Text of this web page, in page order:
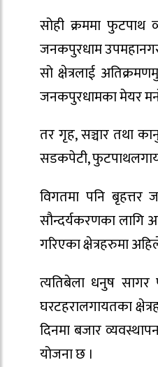
सोही क्रममा फुटपाथ
जनकपुरधाम
सो क्षेत्रलाई
जनकपुरधामका मेयर
तर गृह, सञ्चार तथा
सडकपेटी,
विगतमा पनि बृहत्तर
सौन्दर्यकरणका लागि
गरिएका क्षेत्रहरुमा
त्यतिबेला धनुष सागर
घरटहरालगायतका
दिनमा बजार
योजना छ ।